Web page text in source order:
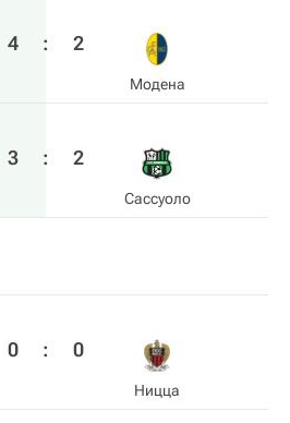
4 : 2
Модена
3 : 2
Сассуоло
0 : 0
Ницца